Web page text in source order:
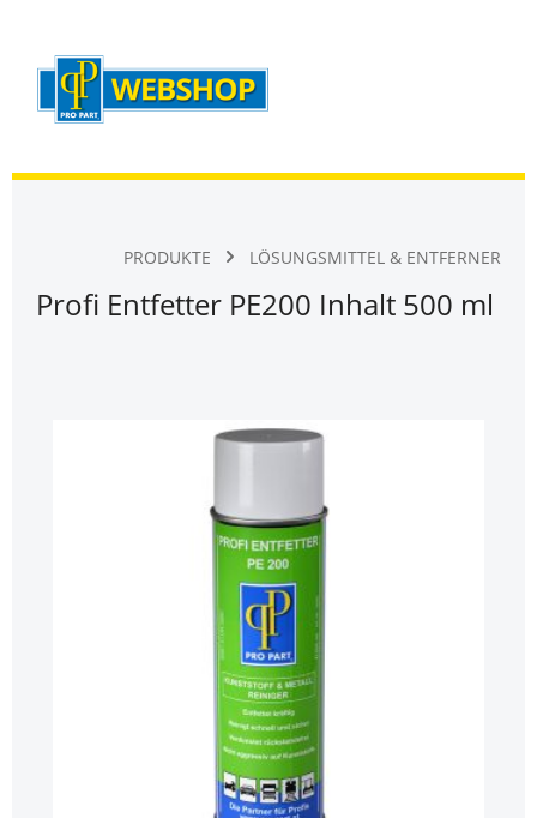
PRODUKTE LÖSUNGSMITTEL & ENTFERNER
Profi Entfetter PE200 Inhalt 500 ml
Bildergalerie überspringen